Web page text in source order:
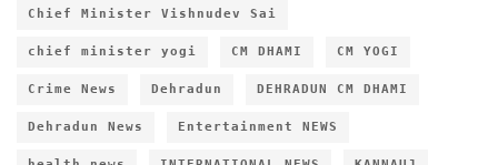
Chief Minister Vishnudev Sai
chief minister yogi CM DHAMI CM YOGI
Crime News Dehradun DEHRADUN CM DHAMI
Dehradun News Entertainment NEWS